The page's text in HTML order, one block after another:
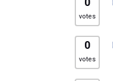
votes
0
votes